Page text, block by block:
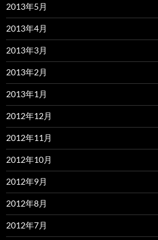
2013年5月
2013年4月
2013年3月
2013年2月
2013年1月
2012年12月
2012年11月
2012年10月
2012年9月
2012年8月
2012年7月